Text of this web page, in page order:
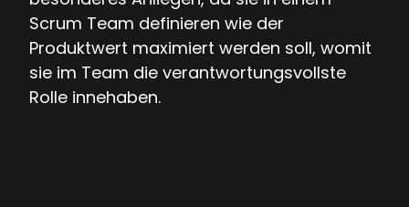
Scrum Team definieren wie der
Produktwert maximiert werden soll, womit
sie im Team die verantwortungsvollste
Rolle innehaben.